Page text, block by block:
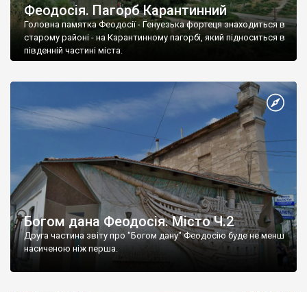
Феодосія. Пагорб Карантинний
Головна памятка Феодосії - Генуезька фортеця знаходиться в
старому районі - на Карантинному пагорбі, який підноситься в
південній частині міста.
Богом дана Феодосія. Місто Ч.2
Друга частина звіту про "Богом дану" Феодосію буде не менш
насиченою ніж перша.